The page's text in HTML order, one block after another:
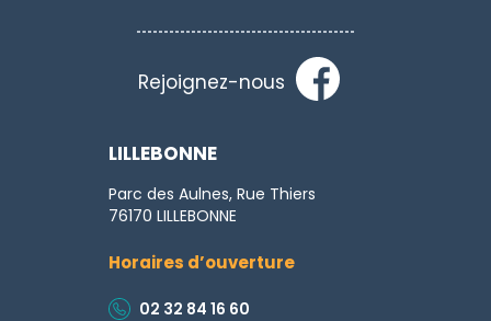
Rejoignez-nousLIEN
FACEBOOK
LILLEBONNE
Parc des Aulnes, Rue Thiers
76170 LILLEBONNE
Horaires d’ouverture
02 32 84 16 60